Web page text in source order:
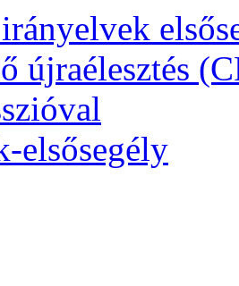
újraélesztés
elsősegély